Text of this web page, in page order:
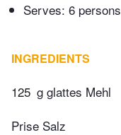
Serves: 6 persons
INGREDIENTS
125 g glattes Mehl
Prise Salz